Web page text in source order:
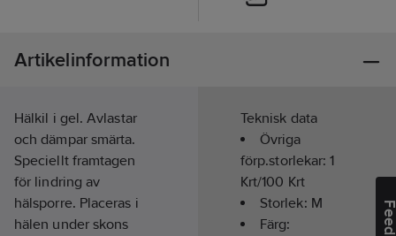
Artikelinformation
Hälkil i gel. Avlastar
och dämpar smärta.
Speciellt framtagen
för lindring av
hälsporre. Placeras i
hälen under skons
Teknisk data
Övriga
förp.storlekar:1
Krt/100 Krt
Storlek: M
Färg: